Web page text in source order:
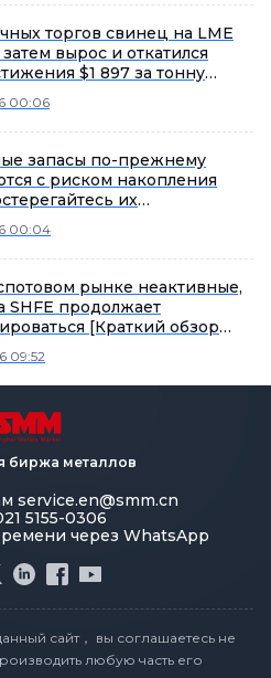
торгов свинец на LME
вырос и откатился
$1 897 за тонну
00:06
запасы по-прежнему
с риском накопления
их
заметки SMM по
00:04
рынке неактивные,
SHFE продолжает
[Краткий обзор
09:52
биржа металлов
service.en@smm.cn
5155-0306
через WhatsApp
сайт， вы соглашаетесь не
любую часть его